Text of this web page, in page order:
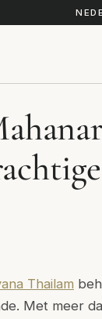
Thailam
Met meer